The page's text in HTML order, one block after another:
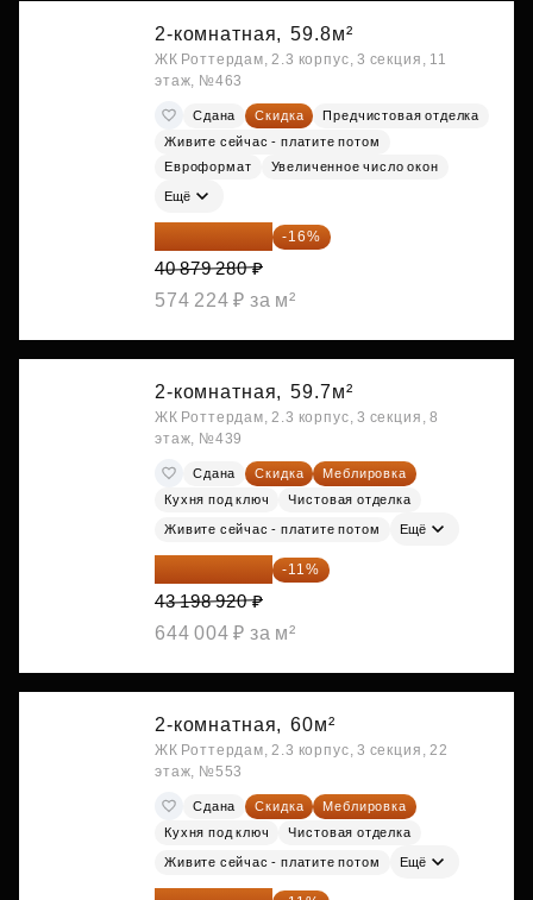
2-комнатная, 59.8м²
ЖК Роттердам, 2.3 корпус, 3 секция, 11
этаж, №463
Сдана Скидка
Предчистовая отделка
Живите сейчас - платите потом
Евроформат
Увеличенное число окон
Ещё
34 338 595 ₽ -16%
40 879 280 ₽
574 224 ₽ за м²
2-комнатная, 59.7м²
ЖК Роттердам, 2.3 корпус, 3 секция, 8
этаж, №439
Сдана Скидка
Меблировка
Кухня под ключ
Чистовая отделка
Живите сейчас - платите потом Ещё
38 447 039 ₽ -11%
43 198 920 ₽
644 004 ₽ за м²
2-комнатная, 60м²
ЖК Роттердам, 2.3 корпус, 3 секция, 22
этаж, №553
Сдана Скидка
Меблировка
Кухня под ключ
Чистовая отделка
Живите сейчас - платите потом Ещё